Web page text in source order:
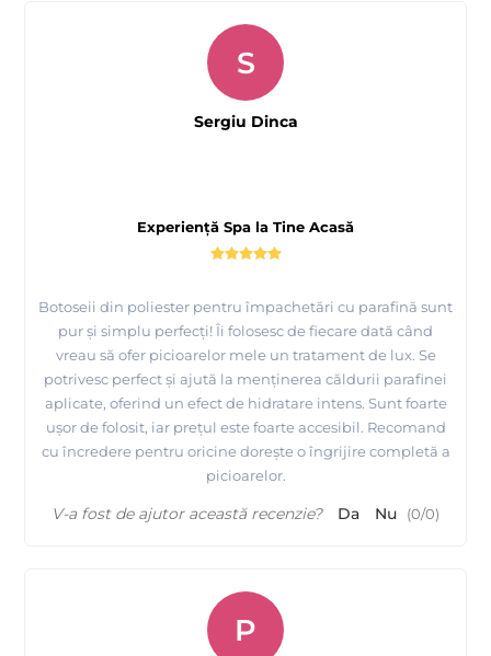
Experiență Spa la Tine Acasă
Botoseii din poliester pentru împachetări cu parafină sunt
pur și simplu perfecți! Îi folosesc de fiecare dată când
vreau să ofer picioarelor mele un tratament de lux. Se
potrivesc perfect și ajută la menținerea căldurii parafinei
aplicate, oferind un efect de hidratare intens. Sunt foarte
ușor de folosit, iar prețul este foarte accesibil. Recomand
cu încredere pentru oricine dorește o îngrijire completă a
picioarelor.
S
Sergiu Dinca
V-a fost de ajutor această recenzie? Da Nu (0/0)
P